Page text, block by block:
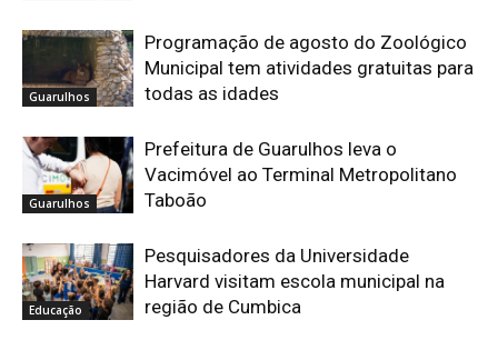
Guarulhos
Programação de agosto do Zoológico
Municipal tem atividades gratuitas para
todas as idades
Guarulhos
Prefeitura de Guarulhos leva o
Vacimóvel ao Terminal Metropolitano
Taboão
Educação
Pesquisadores da Universidade
Harvard visitam escola municipal na
região de Cumbica